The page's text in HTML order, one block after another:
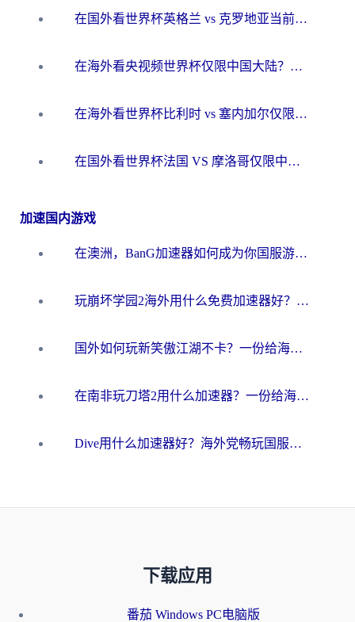
在国外看世界杯英格兰 vs 克罗地亚当前地区不可播放？这篇指南帮你搞定所有海外观赛难题
在海外看央视频世界杯仅限中国大陆？这篇指南帮你解锁中文解说+无卡顿直播
在海外看世界杯比利时 vs 塞内加尔仅限中国大陆？我找到了最流畅的中文解说之路
在国外看世界杯法国 VS 摩洛哥仅限中国大陆？海外党这样看中文解说赛事不卡顿
加速国内游戏
在澳洲，BanG加速器如何成为你国服游戏的“时光机”？
玩崩坏学园2海外用什么免费加速器好？2026海外党亲测国服游戏加速指南
国外如何玩新笑傲江湖不卡？一份给海外游子的终极网络指南
在南非玩刀塔2用什么加速器？一份给海外游子的终极生存指南
Dive用什么加速器好？海外党畅玩国服游戏的终极避坑指南
下载应用
番茄 Windows PC电脑版